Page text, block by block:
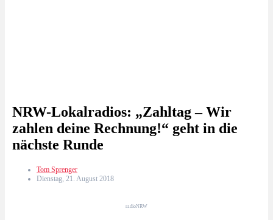
NRW-Lokalradios: „Zahltag – Wir
zahlen deine Rechnung!“ geht in die
nächste Runde
Tom Sprenger
Dienstag, 21. August 2018
radioNRW